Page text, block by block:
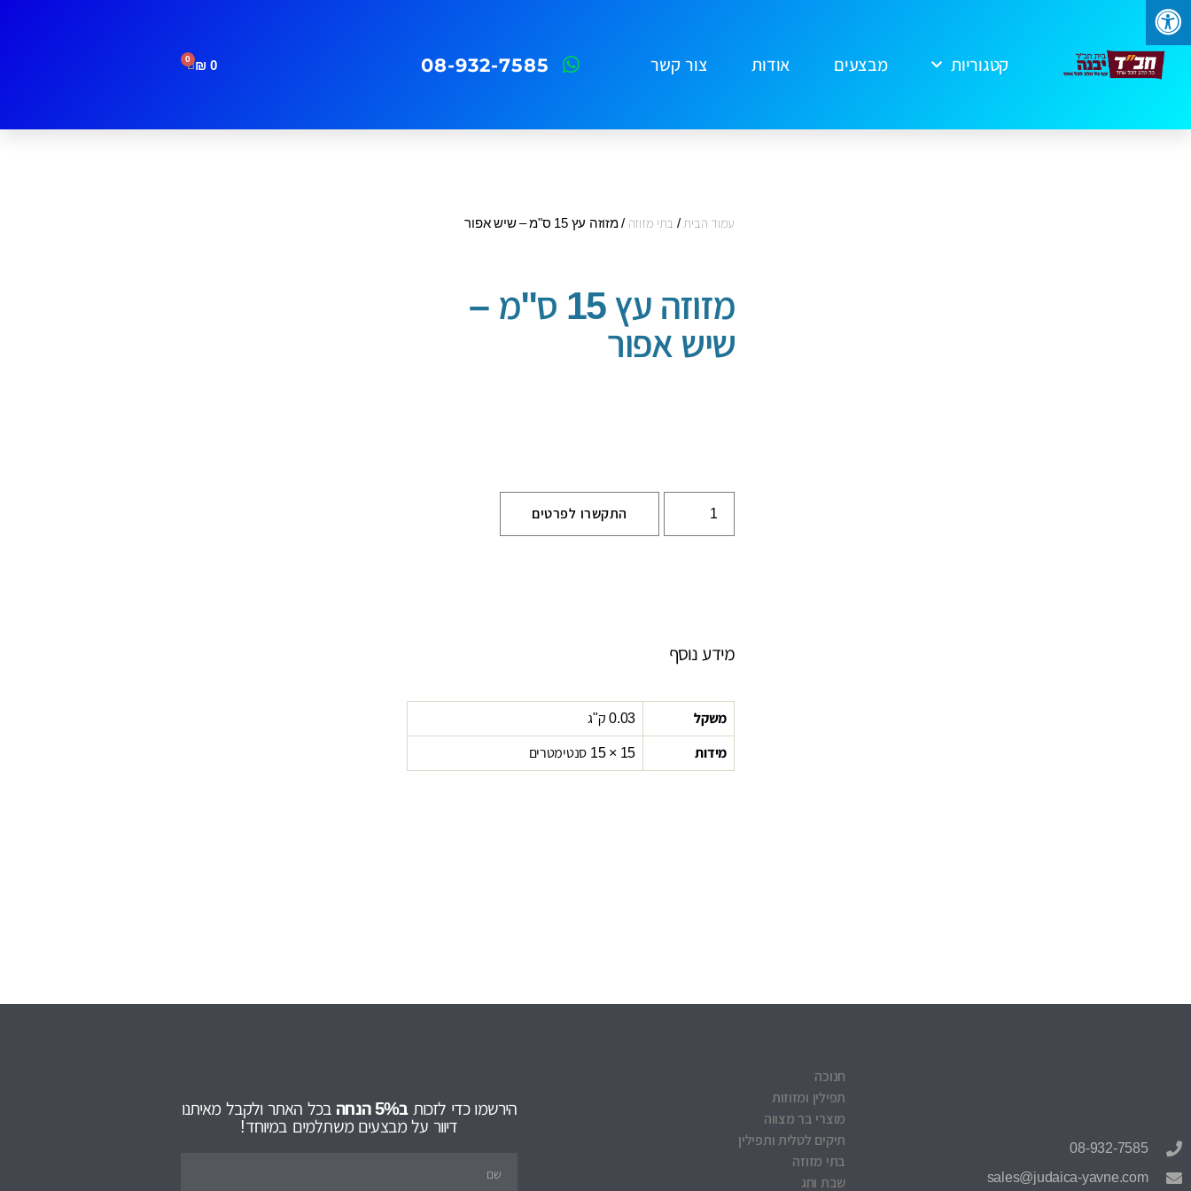
קטגוריות מבצעים אודות צור קשר 08-932-7585
0
₪
0
עמוד הבית / בתי מזוזה / מזוזה עץ 15 ס"מ – שיש אפור
מזוזה עץ 15 ס"מ –
שיש אפור
התקשרו לפרטים
מידע נוסף
משקל 0.03 ק"ג
מידות 15 × 15 סנטימטרים
08-932-7585
sales@judaica-yavne.com
חנוכה
תפילין ומזוזות
מוצרי בר מצווה
תיקים לטלית ותפילין
בתי מזוזה
שבת וחג
הירשמו כדי לזכותב5% הנחה
בכל האתר ולקבל מאיתנו
דיוור על מבצעים משתלמים במיוחד!